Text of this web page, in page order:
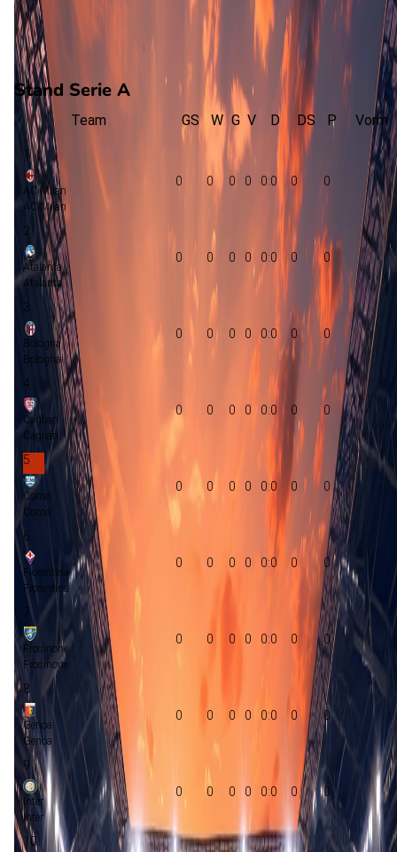
0verloren
vorm
Stand Serie A
Team GS W G V D DS P Vorm
1
AC Milan
AC Milan
0 0 0 0 0:0 0 0
2
Atalanta
Atalanta
0 0 0 0 0:0 0 0
3
Bologna
Bologna
0 0 0 0 0:0 0 0
4
Cagliari
Cagliari
0 0 0 0 0:0 0 0
5
Como
Como
0 0 0 0 0:0 0 0
6
Fiorentina
Fiorentina
0 0 0 0 0:0 0 0
7
Frosinone
Frosinone
0 0 0 0 0:0 0 0
8
Genoa
Genoa
0 0 0 0 0:0 0 0
9
Inter
Inter
0 0 0 0 0:0 0 0
10